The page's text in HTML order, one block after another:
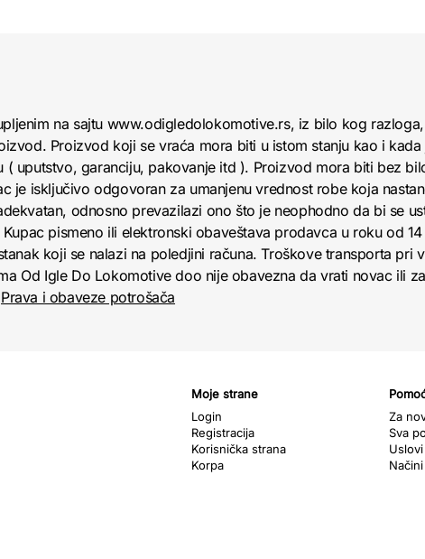
na sajtu www.odigledolokomotive.rs, iz bilo kog
Proizvod koji se vraća mora biti u istom stanju kao i kada
( uputstvo, garanciju, pakovanje itd ). Proizvod mora biti bez
je isključivo odgovoran za umanjenu vrednost robe koja
odnosno prevazilazi ono što je neophodno da bi se
pismeno ili elektronski obaveštava prodavca u roku od
koji se nalazi na poledjini računa. Troškove transporta pri
Od Igle Do Lokomotive doo nije obavezna da vrati novac ili
Prava i obaveze potrošača
Moje strane
Login
Registracija
Korisnička strana
Korpa
Za
Sva